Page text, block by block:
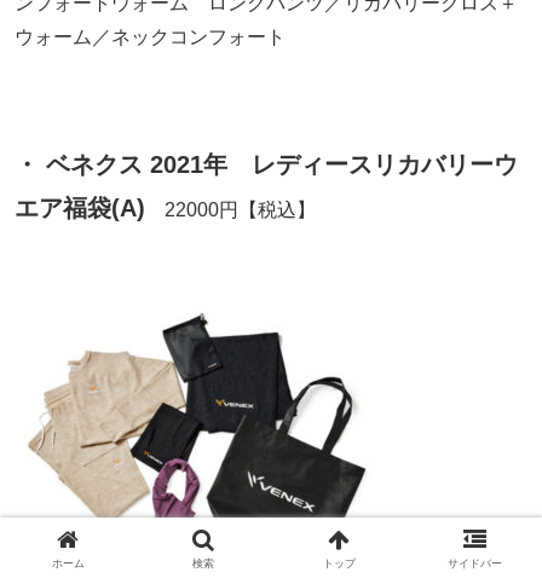
ウォーム／ネックコンフォート
・ ベネクス 2021年 レディースリカバリーウ
エア福袋(A) 22000円【税込】
ホーム 検索 トップ サイドバー